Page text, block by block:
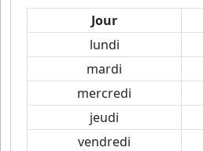
Jour
lundi
mardi
mercredi
jeudi
vendredi